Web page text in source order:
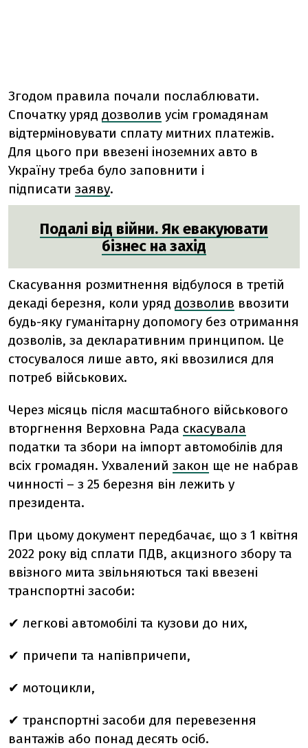
Згодом правила почали послаблювати.
Спочатку уряд дозволив усім громадянам
відтерміновувати сплату митних платежів.
Для цього при ввезені іноземних авто в
Україну треба було заповнити і
підписати заяву.
Подалі від війни. Як евакуювати
бізнес на захід
Скасування розмитнення відбулося в третій
декаді березня, коли уряд дозволив ввозити
будь-яку гуманітарну допомогу без отримання
дозволів, за декларативним принципом. Це
стосувалося лише авто, які ввозилися для
потреб військових.
Через місяць після масштабного військового
вторгнення Верховна Рада скасувала
податки та збори на імпорт автомобілів для
всіх громадян. Ухвалений закон ще не набрав
чинності – з 25 березня він лежить у
президента.
При цьому документ передбачає, що з 1 квітня
2022 року від сплати ПДВ, акцизного збору та
ввізного мита звільняються такі ввезені
транспортні засоби:
✔ легкові автомобілі та кузови до них,
✔ причепи та напівпричепи,
✔ мотоцикли,
✔ транспортні засоби для перевезення
вантажів або понад десять осіб.